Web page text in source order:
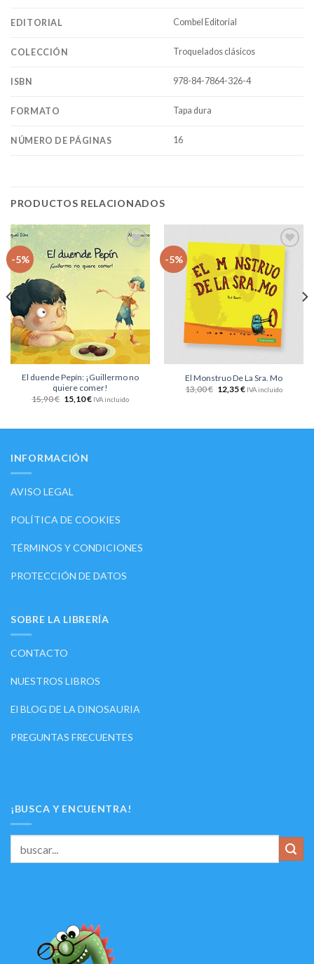
EDITORIAL Combel Editorial
COLECCIÓN Troquelados clásicos
ISBN 978-84-7864-326-4
FORMATO Tapa dura
NÚMERO DE PÁGINAS 16
PRODUCTOS RELACIONADOS
-5%
de
deseos
El duende Pepín: ¡Guillermo no
quiere comer!
15,90€ 15,10€ IVA incluido
-5%
a la
lista
de
deseos
El Monstruo De La Sra. Mo
13,00€ 12,35€ IVA incluido
INFORMACIÓN
AVISO LEGAL
POLÍTICA DE COOKIES
TÉRMINOS Y CONDICIONES
PROTECCIÓN DE DATOS
SOBRE LA LIBRERÍA
CONTACTO
NUESTROS LIBROS
El BLOG DE LA DINOSAURIA
PREGUNTAS FRECUENTES
¡BUSCA Y ENCUENTRA!